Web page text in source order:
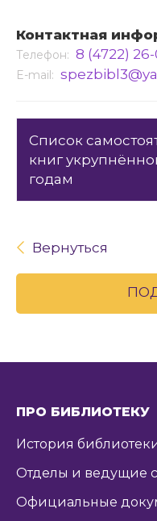
Контактная
Телефон: 8 (4722)
E-mail:
Cписок
книг
годам
Вернуться
ПРО БИБЛИОТЕКУ
История
Отделы и ведущие
Официальные